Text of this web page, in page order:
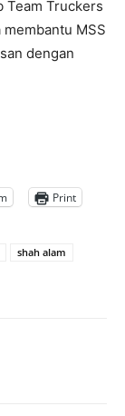
Team Truckers
MSS
dengan
Print
shah alam